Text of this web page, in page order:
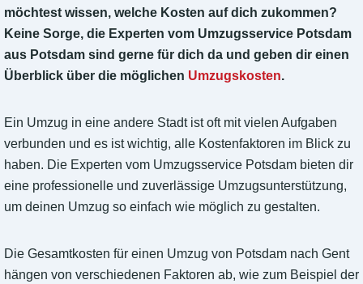
möchtest wissen, welche Kosten auf dich zukommen?
Keine Sorge, die Experten vom Umzugsservice Potsdam
aus Potsdam sind gerne für dich da und geben dir einen
Überblick über die möglichen Umzugskosten.
Ein Umzug in eine andere Stadt ist oft mit vielen Aufgaben
verbunden und es ist wichtig, alle Kostenfaktoren im Blick zu
haben. Die Experten vom Umzugsservice Potsdam bieten dir
eine professionelle und zuverlässige Umzugsunterstützung,
um deinen Umzug so einfach wie möglich zu gestalten.
Die Gesamtkosten für einen Umzug von Potsdam nach Gent
hängen von verschiedenen Faktoren ab, wie zum Beispiel der